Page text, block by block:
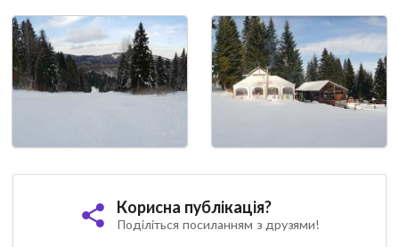
Корисна публікація?
Поділіться посиланням з друзями!